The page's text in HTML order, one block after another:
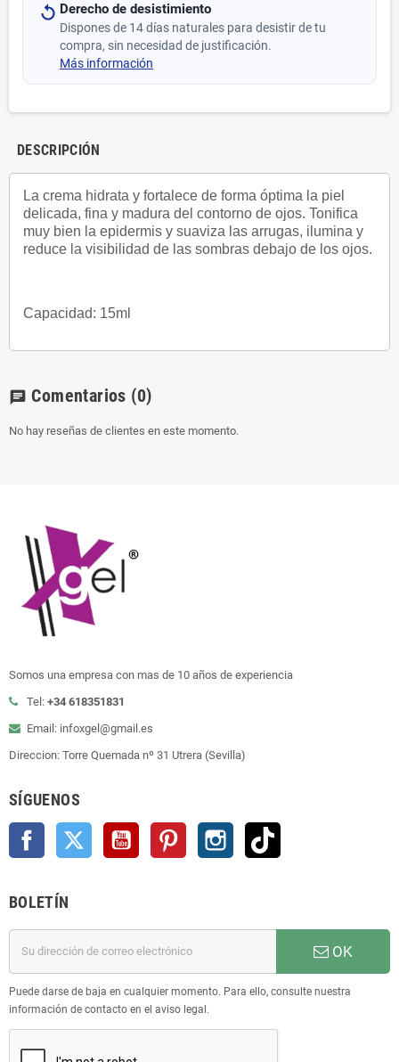
Derecho de desistimiento
Dispones de 14 días naturales para desistir de tu
compra, sin necesidad de justificación.
Más información
DESCRIPCIÓN
La crema hidrata y fortalece de forma óptima la piel
delicada, fina y madura del contorno de ojos. Tonifica
muy bien la epidermis y suaviza las arrugas, ilumina y
reduce la visibilidad de las sombras debajo de los ojos.
Capacidad: 15ml
chat Comentarios (0)
No hay reseñas de clientes en este momento.
Somos una empresa con mas de 10 años de experiencia
Tel: +34 618351831
Email: infoxgel@gmail.es
Direccion: Torre Quemada nº 31 Utrera (Sevilla)
SÍGUENOS
Facebook Twitter YouTube Pinterest Instagram
BOLETÍN
OK
Puede darse de baja en cualquier momento. Para ello, consulte nuestra
información de contacto en el aviso legal.